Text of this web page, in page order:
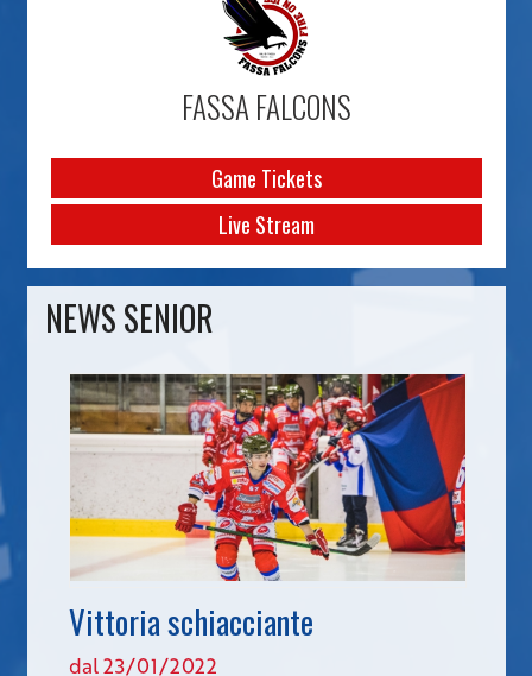
FASSA FALCONS
Game Tickets
Live Stream
NEWS SENIOR
Vittoria schiacciante
dal 23/01/2022